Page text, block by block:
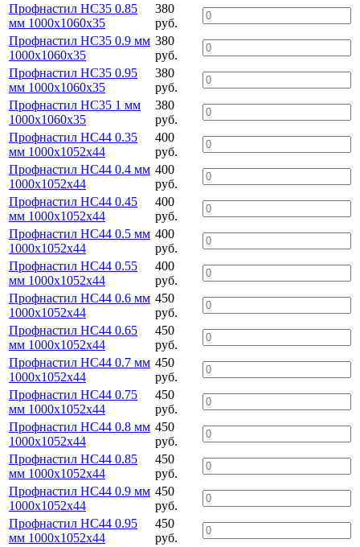
Профнастил НС35 0.85
мм 1000х1060х35
380
руб.
Профнастил НС35 0.9 мм
1000х1060х35
380
руб.
Профнастил НС35 0.95
мм 1000х1060х35
380
руб.
Профнастил НС35 1 мм
1000х1060х35
380
руб.
Профнастил НС44 0.35
мм 1000х1052х44
400
руб.
Профнастил НС44 0.4 мм
1000х1052х44
400
руб.
Профнастил НС44 0.45
мм 1000х1052х44
400
руб.
Профнастил НС44 0.5 мм
1000х1052х44
400
руб.
Профнастил НС44 0.55
мм 1000х1052х44
400
руб.
Профнастил НС44 0.6 мм
1000х1052х44
450
руб.
Профнастил НС44 0.65
мм 1000х1052х44
450
руб.
Профнастил НС44 0.7 мм
1000х1052х44
450
руб.
Профнастил НС44 0.75
мм 1000х1052х44
450
руб.
Профнастил НС44 0.8 мм
1000х1052х44
450
руб.
Профнастил НС44 0.85
мм 1000х1052х44
450
руб.
Профнастил НС44 0.9 мм
1000х1052х44
450
руб.
Профнастил НС44 0.95
мм 1000х1052х44
450
руб.